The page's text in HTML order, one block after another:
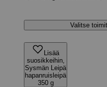
Valitse
Lisää
suosikkeihin,
Sysmän Leipä
hapanruisleipä
350 g